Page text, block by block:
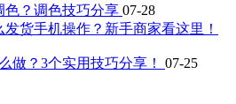
色？调色技巧分享 07-28
货手机操作？新手商家看这里！
做？3个实用技巧分享！ 07-25